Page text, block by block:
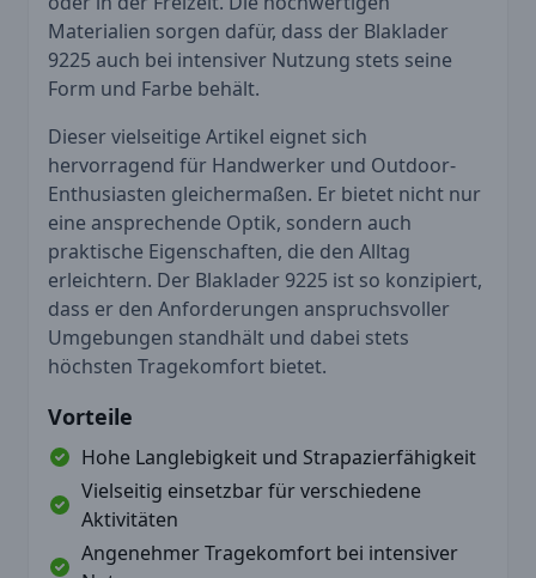
Materialien sorgen dafür, dass der Blaklader
9225 auch bei intensiver Nutzung stets seine
Form und Farbe behält.
Dieser vielseitige Artikel eignet sich
hervorragend für Handwerker und Outdoor-
Enthusiasten gleichermaßen. Er bietet nicht nur
eine ansprechende Optik, sondern auch
praktische Eigenschaften, die den Alltag
erleichtern. Der Blaklader 9225 ist so konzipiert,
dass er den Anforderungen anspruchsvoller
Umgebungen standhält und dabei stets
höchsten Tragekomfort bietet.
Vorteile
Hohe Langlebigkeit und Strapazierfähigkeit
Vielseitig einsetzbar für verschiedene
Aktivitäten
Angenehmer Tragekomfort bei intensiver